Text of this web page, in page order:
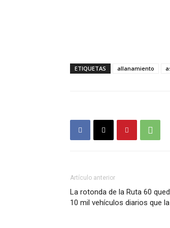
ETIQUETAS allanamiento
Artículo anterior
La rotonda de la Ruta 60
10 mil vehículos diarios que